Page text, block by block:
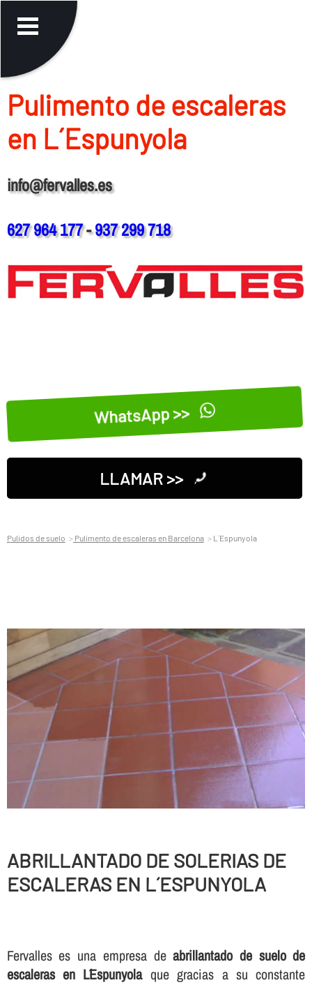
Pulimento de escaleras
en L´Espunyola
info@fervalles.es
627 964 177-937 299 718
WhatsApp >>
LLAMAR >>
Pulidos de suelo Pulimento de escaleras en Barcelona L´Espunyola
ABRILLANTADO DE SOLERIAS DE
ESCALERAS EN L´ESPUNYOLA
Fervalles es una empresa deabrillantado de suelo de
escaleras en L´Espunyolaque gracias a su constante